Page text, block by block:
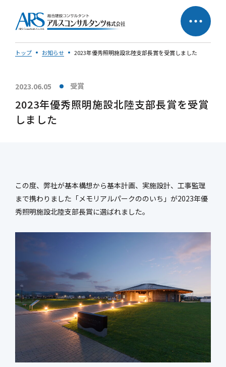
取り組み
社長メッセージ
会社概要
営業所一覧
社会基盤整備事業
まちづくり・
官民連携事業
防災マネジメント事業
インフラ保全事業
環境調査事業
ハイウェイ事業
トップ お知らせ 2023年優秀照明施設北陸支部長賞を受賞しました
2023.06.05 受賞
2023年優秀照明施設北陸支部長賞を受賞
しました
この度、弊社が基本構想から基本計画、実施設計、工事監理
まで携わりました「メモリアルパークののいち」が2023年優
秀照明施設北陸支部長賞に選ばれました。